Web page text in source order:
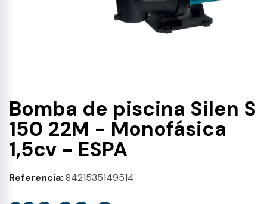
Bomba de piscina Silen S
150 22M - Monofásica
1,5cv - ESPA
Referencia 8421535149514